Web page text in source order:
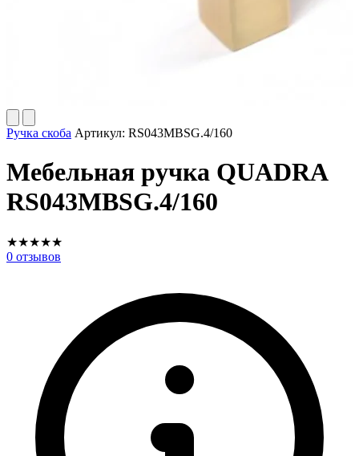
Ручка скоба Артикул: RS043MBSG.4/160
Мебельная ручка QUADRA
RS043MBSG.4/160
★★★★★
0 отзывов